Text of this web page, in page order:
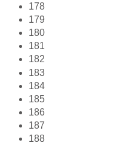
178
179
180
181
182
183
184
185
186
187
188